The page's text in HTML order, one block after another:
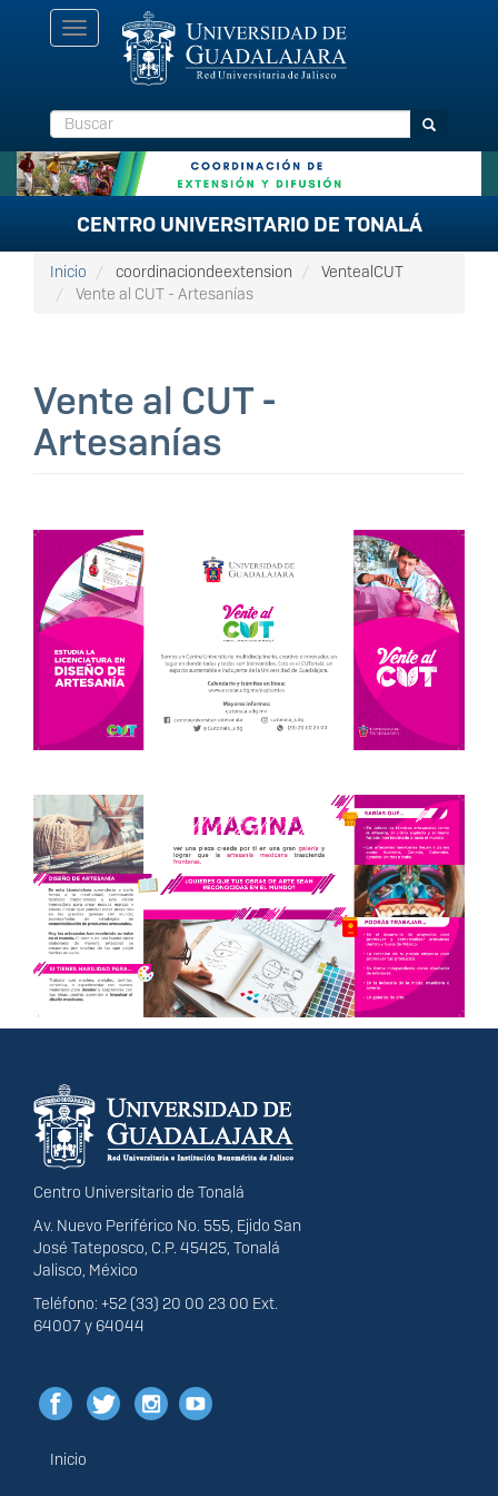
Toggle
navigation
Buscar Buscar
CENTRO UNIVERSITARIO DE TONALÁ
Inicio coordinaciondeextension
VentealCUT
Vente al CUT - Artesanías
Vente al CUT -
Artesanías
Información del
portal
Centro Universitario de Tonalá
Av. Nuevo Periférico No. 555, Ejido San
José Tateposco, C.P. 45425, Tonalá
Jalisco, México
Teléfono: +52 (33) 20 00 23 00 Ext.
64007 y 64044
Menú
Inicio